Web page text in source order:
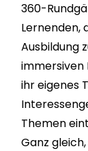
360-
Lernenden,
Ausbildung
immersiven
ihr eigenes
Themen
Ganz